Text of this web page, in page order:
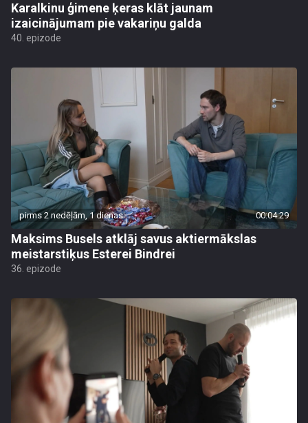
Karalkinu ģimene ķeras klāt jaunam
izaicinājumam pie vakariņu galda
40. epizode
pirms 2 nedēļām, 1 dienas 00:04:29
Maksims Busels atklāj savus aktiermākslas
meistarstiķus Esterei Bindrei
36. epizode